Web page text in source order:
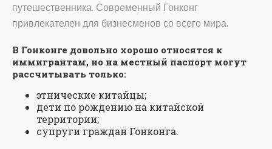
путешественника. Современный Гонконг
привлекателен для бизнесменов со всего мира.
В Гонконге довольно хорошо относятся к
иммигрантам, но на местный паспорт могут
рассчитывать только:
этнические китайцы;
дети по рождению на китайской
территории;
супруги граждан Гонконга.